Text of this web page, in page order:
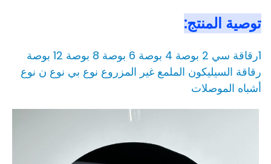
توصية المنتج:
1رقاقة سي 2 بوصة 4 بوصة 6 بوصة 8 بوصة 12 بوصة
رقاقة السيليكون الملمع غير المزروع نوع بي نوع ن نوع
أشباه الموصلات